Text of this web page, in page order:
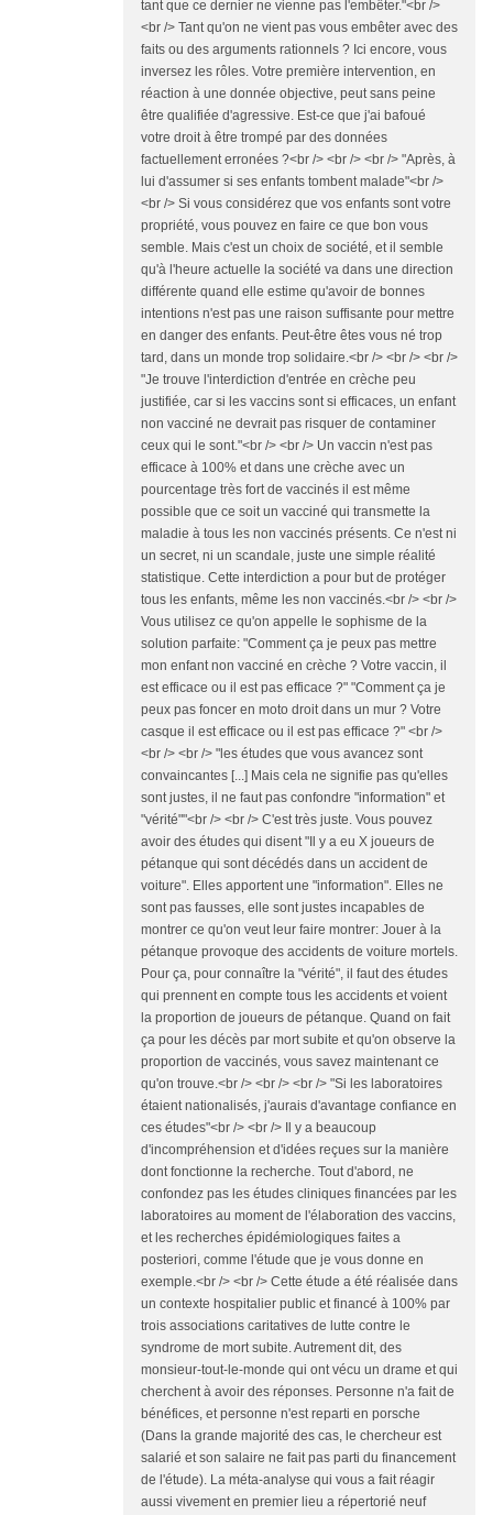
tant que ce dernier ne vienne pas l'embêter."<br />
<br /> Tant qu'on ne vient pas vous embêter avec des
faits ou des arguments rationnels ? Ici encore, vous
inversez les rôles. Votre première intervention, en
réaction à une donnée objective, peut sans peine
être qualifiée d'agressive. Est-ce que j'ai bafoué
votre droit à être trompé par des données
factuellement erronées ?<br /> <br /> <br /> "Après, à
lui d'assumer si ses enfants tombent malade"<br />
<br /> Si vous considérez que vos enfants sont votre
propriété, vous pouvez en faire ce que bon vous
semble. Mais c'est un choix de société, et il semble
qu'à l'heure actuelle la société va dans une direction
différente quand elle estime qu'avoir de bonnes
intentions n'est pas une raison suffisante pour mettre
en danger des enfants. Peut-être êtes vous né trop
tard, dans un monde trop solidaire.<br /> <br /> <br />
"Je trouve l'interdiction d'entrée en crèche peu
justifiée, car si les vaccins sont si efficaces, un enfant
non vacciné ne devrait pas risquer de contaminer
ceux qui le sont."<br /> <br /> Un vaccin n'est pas
efficace à 100% et dans une crèche avec un
pourcentage très fort de vaccinés il est même
possible que ce soit un vacciné qui transmette la
maladie à tous les non vaccinés présents. Ce n'est ni
un secret, ni un scandale, juste une simple réalité
statistique. Cette interdiction a pour but de protéger
tous les enfants, même les non vaccinés.<br /> <br />
Vous utilisez ce qu'on appelle le sophisme de la
solution parfaite: "Comment ça je peux pas mettre
mon enfant non vacciné en crèche ? Votre vaccin, il
est efficace ou il est pas efficace ?" "Comment ça je
peux pas foncer en moto droit dans un mur ? Votre
casque il est efficace ou il est pas efficace ?" <br />
<br /> <br /> "les études que vous avancez sont
convaincantes [...] Mais cela ne signifie pas qu'elles
sont justes, il ne faut pas confondre "information" et
"vérité""<br /> <br /> C'est très juste. Vous pouvez
avoir des études qui disent "Il y a eu X joueurs de
pétanque qui sont décédés dans un accident de
voiture". Elles apportent une "information". Elles ne
sont pas fausses, elle sont justes incapables de
montrer ce qu'on veut leur faire montrer: Jouer à la
pétanque provoque des accidents de voiture mortels.
Pour ça, pour connaître la "vérité", il faut des études
qui prennent en compte tous les accidents et voient
la proportion de joueurs de pétanque. Quand on fait
ça pour les décès par mort subite et qu'on observe la
proportion de vaccinés, vous savez maintenant ce
qu'on trouve.<br /> <br /> <br /> "Si les laboratoires
étaient nationalisés, j'aurais d'avantage confiance en
ces études"<br /> <br /> Il y a beaucoup
d'incompréhension et d'idées reçues sur la manière
dont fonctionne la recherche. Tout d'abord, ne
confondez pas les études cliniques financées par les
laboratoires au moment de l'élaboration des vaccins,
et les recherches épidémiologiques faites a
posteriori, comme l'étude que je vous donne en
exemple.<br /> <br /> Cette étude a été réalisée dans
un contexte hospitalier public et financé à 100% par
trois associations caritatives de lutte contre le
syndrome de mort subite. Autrement dit, des
monsieur-tout-le-monde qui ont vécu un drame et qui
cherchent à avoir des réponses. Personne n'a fait de
bénéfices, et personne n'est reparti en porsche
(Dans la grande majorité des cas, le chercheur est
salarié et son salaire ne fait pas parti du financement
de l'étude). La méta-analyse qui vous a fait réagir
aussi vivement en premier lieu a répertorié neuf